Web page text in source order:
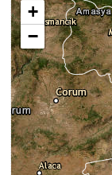
+
−